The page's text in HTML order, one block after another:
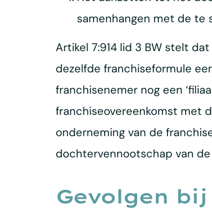
samenhangen met de te
Artikel 7:914 lid 3 BW stelt
dezelfde franchiseformule
franchisenemer nog een
franchiseovereenkomst met
onderneming van de
dochtervennootschap van
Gevolgen